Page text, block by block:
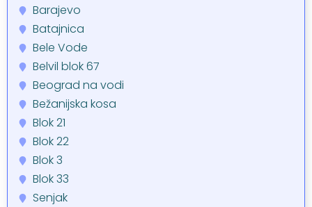
Barajevo
Batajnica
Bele Vode
Belvil blok 67
Beograd na vodi
Bežanijska kosa
Blok 21
Blok 22
Blok 3
Blok 33
Senjak